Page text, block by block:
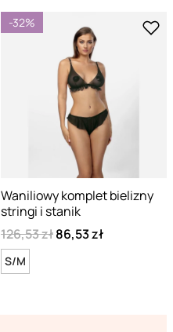
-32%
Waniliowy komplet bielizny
stringi i stanik
126,53 zł86,53 zł
S/M